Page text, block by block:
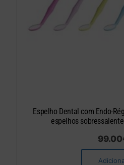
Espelho Dental com Endo-
espelhos
99.00